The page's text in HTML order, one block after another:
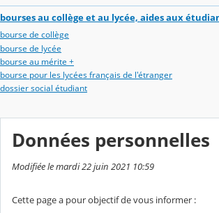
bourses au collège et au lycée, aides aux
bourse de collège
bourse de lycée
bourse au mérite +
bourse pour les lycées français de l'étranger
dossier social étudiant
Données personnelles
Modifiée le mardi 22 juin 2021 10:59
Cette page a pour objectif de vous informer :